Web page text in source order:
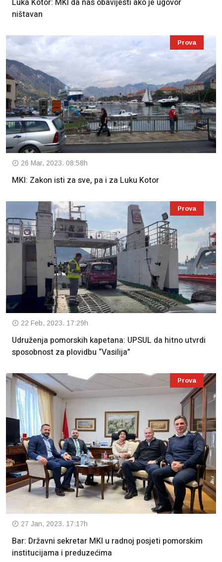
Luka Kotor: MKI da nas obavijesti ako je ugovor
ništavan
Prova
26 Mar, 2023. 08:58h
MKI: Zakon isti za sve, pa i za Luku Kotor
Prova
22 Feb, 2023. 17:29h
Udruženja pomorskih kapetana: UPSUL da hitno utvrdi
sposobnost za plovidbu “Vasilija”
Prova
27 Jan, 2023. 17:17h
Bar: Državni sekretar MKI u radnoj posjeti pomorskim
institucijama i preduzećima